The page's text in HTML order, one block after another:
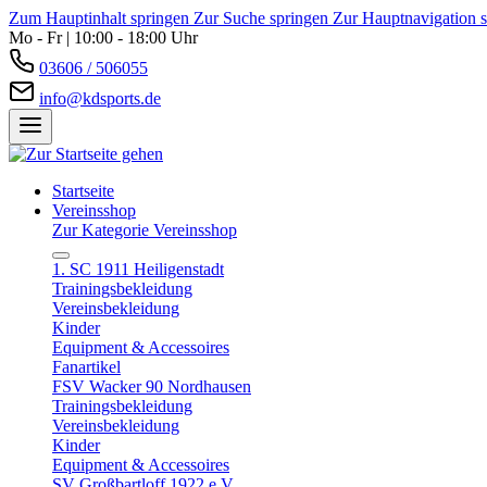
Zum Hauptinhalt springen Zur Suche springen Zur Hauptnavigation
Mo - Fr | 10:00 - 18:00 Uhr
03606 / 506055
info@kdsports.de
Startseite
Vereinsshop
Zur Kategorie Vereinsshop
1. SC 1911 Heiligenstadt
Trainingsbekleidung
Vereinsbekleidung
Kinder
Equipment & Accessoires
Fanartikel
FSV Wacker 90 Nordhausen
Trainingsbekleidung
Vereinsbekleidung
Kinder
Equipment & Accessoires